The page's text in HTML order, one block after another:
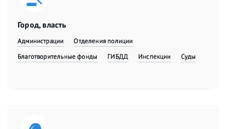
Город, власть
Администрации
Отделения полиции
Благотворительные фонды
ГИБДД Инспекции Суды